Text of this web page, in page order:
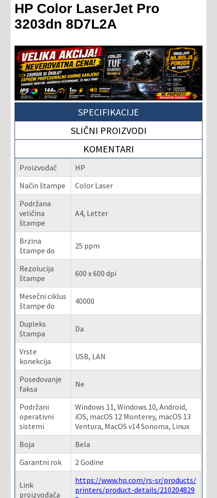
HP Color LaserJet Pro
3203dn 8D7L2A
SPECIFIKACIJE
SLIČNI PROIZVODI
KOMENTARI
Proizvođač
HP
Način štampe
Color Laser
Podržana
veličina
štampe
A4, Letter
Brzina
štampe do
25 ppm
Rezolucija
štampe
600 x 600 dpi
Mesečni ciklus
štampe do
40000
Dupleks
štampa
Da
Vrste
konekcija
USB, LAN
Posedovanje
faksa
Ne
Podržani
operativni
sistemi
Windows 11, Windows 10, Android,
iOS, macOS 12 Monterey, macOS 13
Ventura, MacOS v14 Sonoma, Linux
Boja
Bela
Garantni rok
2 Godine
Link
proizvođača
https://www.hp.com/rs-sr/products/
printers/product-details/210204829